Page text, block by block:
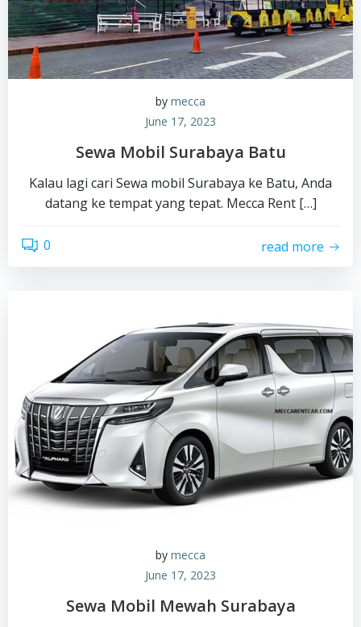
by mecca
June 17, 2023
Sewa Mobil Surabaya Batu
Kalau lagi cari Sewa mobil Surabaya ke Batu, Anda
datang ke tempat yang tepat. Mecca Rent […]
0 read more
by mecca
June 17, 2023
Sewa Mobil Mewah Surabaya